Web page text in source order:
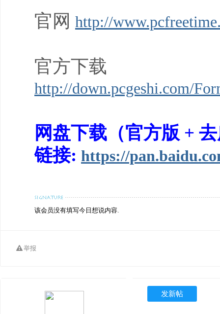
官网 http://
官方下载
http://down.pcgeshi.com/
网盘下载（官方版 +
链接: https://
该会员没有填写今日想说内容.
举报
发新帖